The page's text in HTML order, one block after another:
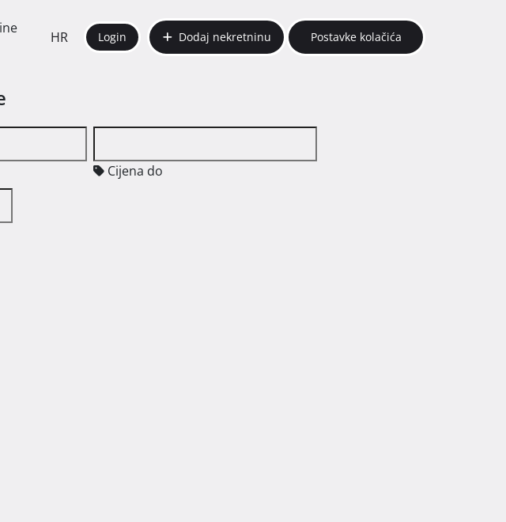
HR Login Dodaj nekretninu Postavke kolačića
Cijena do